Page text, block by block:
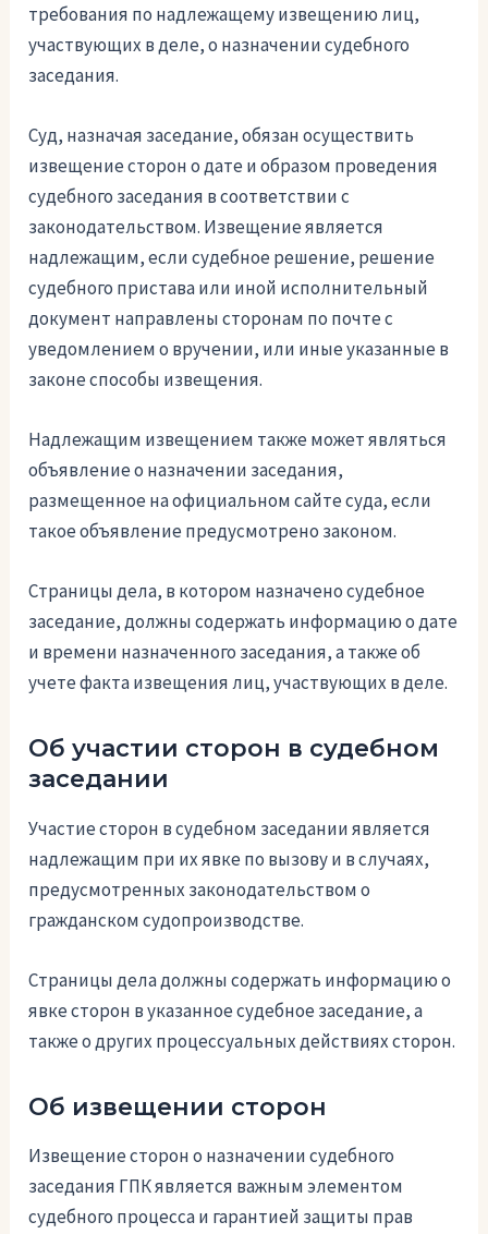
требования по надлежащему извещению лиц,
участвующих в деле, о назначении судебного
заседания.
Суд, назначая заседание, обязан осуществить
извещение сторон о дате и образом проведения
судебного заседания в соответствии с
законодательством. Извещение является
надлежащим, если судебное решение, решение
судебного пристава или иной исполнительный
документ направлены сторонам по почте с
уведомлением о вручении, или иные указанные в
законе способы извещения.
Надлежащим извещением также может являться
объявление о назначении заседания,
размещенное на официальном сайте суда, если
такое объявление предусмотрено законом.
Страницы дела, в котором назначено судебное
заседание, должны содержать информацию о дате
и времени назначенного заседания, а также об
учете факта извещения лиц, участвующих в деле.
Об участии сторон в судебном
заседании
Участие сторон в судебном заседании является
надлежащим при их явке по вызову и в случаях,
предусмотренных законодательством о
гражданском судопроизводстве.
Страницы дела должны содержать информацию о
явке сторон в указанное судебное заседание, а
также о других процессуальных действиях сторон.
Об извещении сторон
Извещение сторон о назначении судебного
заседания ГПК является важным элементом
судебного процесса и гарантией защиты прав